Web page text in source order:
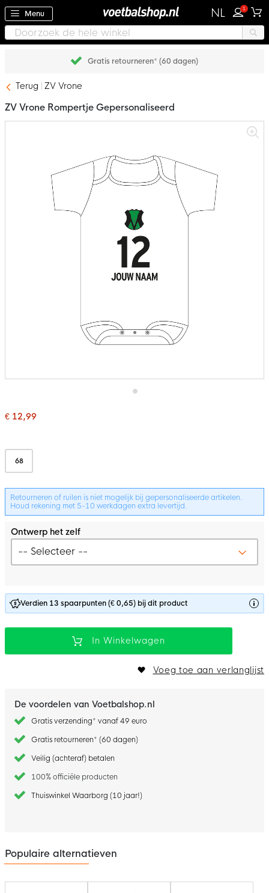
Menu NL 1
Gratis retourneren* (60 dagen)
Terug ZV Vrone
naar
de
afbeeldingen-
ZV Vrone Rompertje Gepersonaliseerd
€ 12,99
68
Retourneren of ruilen is niet mogelijk bij gepersonaliseerde artikelen.
Houd rekening met 5-10 werkdagen extra levertijd.
Ontwerp het zelf
Verdien 13 spaarpunten (€ 0,65) bij dit product
In Winkelwagen
Voeg toe aan verlanglijst
De voordelen van Voetbalshop.nl
Gratis verzending* vanaf 49 euro
Gratis retourneren* (60 dagen)
Veilig (achteraf) betalen
100% officiële producten
Thuiswinkel Waarborg (10 jaar!)
Populaire alternatieven